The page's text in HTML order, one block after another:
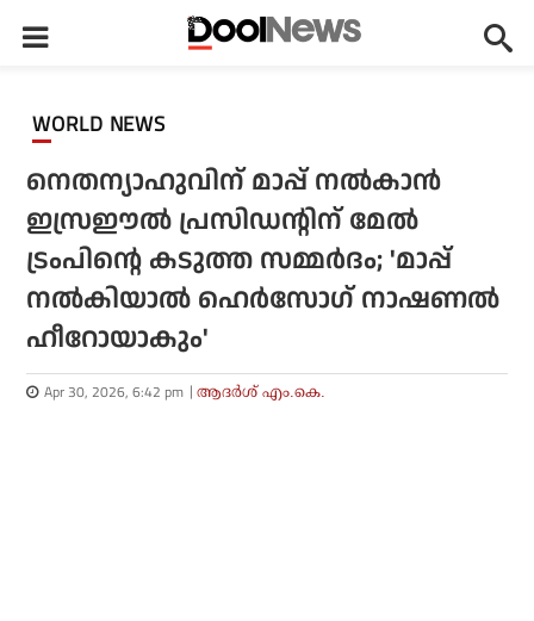
WORLD NEWS
നെതന്യാഹുവിന് മാപ്പ് നല്‍കാന്‍
ഇസ്രഈല്‍ പ്രസിഡന്റിന് മേല്‍
ട്രംപിന്റെ കടുത്ത സമ്മര്‍ദം; 'മാപ്പ്
നല്‍കിയാല്‍ ഹെര്‍സോഗ് നാഷണല്‍
ഹീറോയാകും'
Apr 30, 2026, 6:42 pm ആദർശ് എം.കെ.